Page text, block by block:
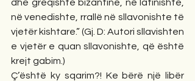
dhe greqishte bizantine, në latinishte,
në venedishte, rrallë në sllavonishte të
vjetër kishtare.” (Gj. D: Autori sllavishten
e vjetër e quan sllavonishte, që është
krejt gabim.)
Ç’është ky sqarim?! Ke bërë një libër